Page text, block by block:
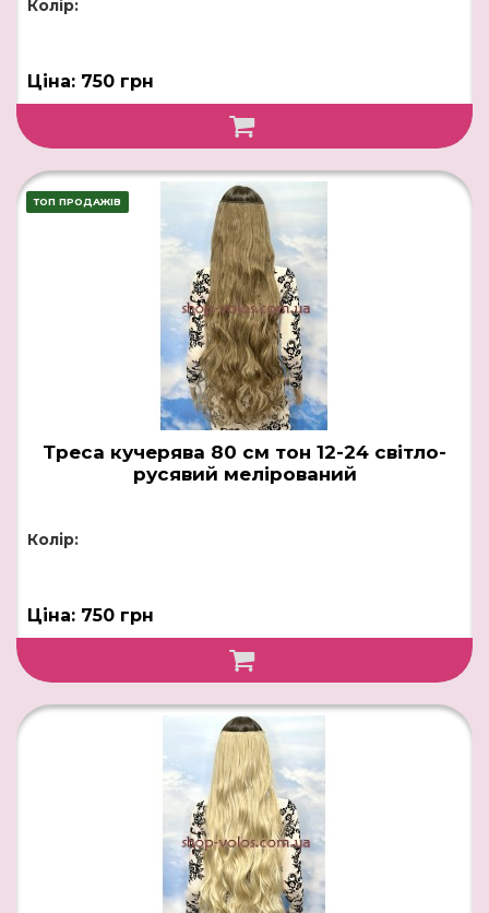
Колір:
Ціна: 750 грн
ТОП ПРОДАЖІВ
Треса кучерява 80 см тон 12-24 світло-
русявий мелірований
Колір:
Ціна: 750 грн